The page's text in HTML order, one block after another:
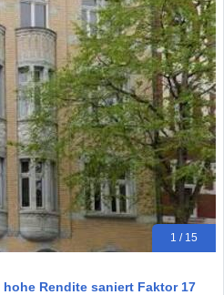
1 / 15
Rendite saniert Faktor 17